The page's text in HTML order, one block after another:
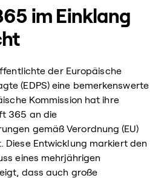
im Einklang
der Europäische
(EDPS) eine bemerkenswerte
Kommission hat ihre
365 an die
gemäß Verordnung (EU)
Diese Entwicklung markiert den
eines mehrjährigen
dass auch große